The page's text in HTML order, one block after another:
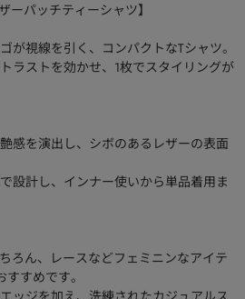
ーパッチティーシャツ】
が視線を引く、コンパクトなTシャツ。
ラストを効かせ、1枚でスタイリングが
感を演出し、シボのあるレザーの表面
設計し、インナー使いから単品着用ま
ろん、レースなどフェミニンなアイテ
すめです。